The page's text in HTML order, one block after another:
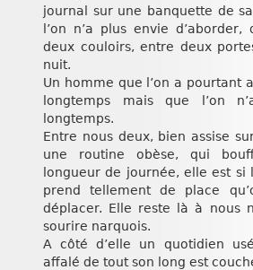
journal sur une banquette de
l’on n’a plus envie
deux couloirs, entre deux
nuit.
Un homme que l’on a pourtant
longtemps mais que l’on
longtemps.
Entre nous deux, bien assise
une routine obèse, qui
longueur de journée, elle est si
prend tellement de place
déplacer. Elle reste là à nous
sourire narquois.
A côté d’elle un quotidien
affalé de tout son long est